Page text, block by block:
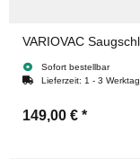
VARIOVAC
Sofort bestellbar
Lieferzeit: 1 - 3
149,00 € *